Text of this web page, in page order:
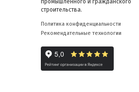
строительства.
Политика конфиденциальности
Рекомендательные технологии